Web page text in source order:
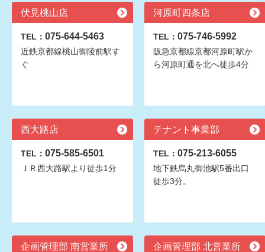
伏見桃山店
TEL： 075-644-5463
近鉄京都線桃山御陵前駅す
ぐ
河原町四条店
TEL： 075-746-5992
阪急京都線京都河原町駅か
ら河原町通を北へ徒歩4分
西大路店
TEL： 075-585-6501
ＪＲ西大路駅より徒歩1分
テナント事業部
TEL： 075-213-6055
地下鉄烏丸御池駅5番出口
徒歩3分。
企画管理部 南営業所 企画管理部 北営業所